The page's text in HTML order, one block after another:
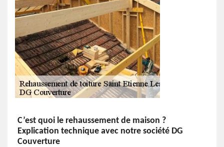
C’est quoi le rehaussement de maison ?
Explication technique avec notre société DG
Couverture